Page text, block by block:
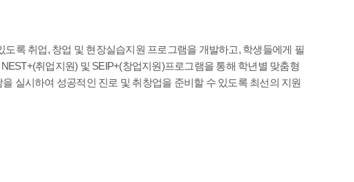
록 취업, 창업 및 현장실습지원 프로그램을 개발하고, 학생들에게 필
취업지원) 및 SEIP+(창업지원)프로그램을 통해 학년별 맞춤형
실시하여 성공적인 진로 및 취창업을 준비할 수 있도록 최선의 지원